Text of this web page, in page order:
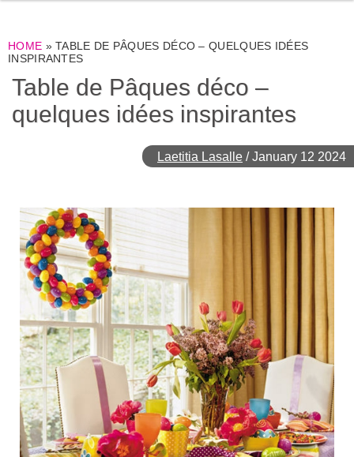
HOME »TABLE DE PÂQUES DÉCO – QUELQUES IDÉES
INSPIRANTES
Table de Pâques déco –
quelques idées inspirantes
Laetitia Lasalle /January 12 2024